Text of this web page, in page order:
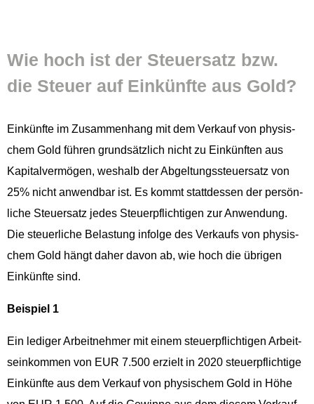
Wie hoch ist der Steuer­satz bzw.
die Steuer auf Einkün­fte aus Gold?
Einkün­fte im Zusam­men­hang mit dem Verkauf von physis­
chem Gold führen grund­sät­zlich nicht zu Einkün­ften aus
Kap­i­talver­mö­gen, weshalb der Abgel­tungss­teuer­satz von
25% nicht anwend­bar ist. Es kommt stattdessen der per­sön­
liche Steuer­satz jedes Steuerpflichti­gen zur Anwen­dung.
Die steuer­liche Belas­tung infolge des Verkaufs von physis­
chem Gold hängt daher davon ab, wie hoch die übri­gen
Einkün­fte sind.
Beispiel 1
Ein ledi­ger Arbeit­nehmer mit einem steuerpflichti­gen Arbeit­
seinkom­men von EUR 7.500 erzielt in 2020 steuerpflichtige
Einkün­fte aus dem Verkauf von physis­chem Gold in Höhe